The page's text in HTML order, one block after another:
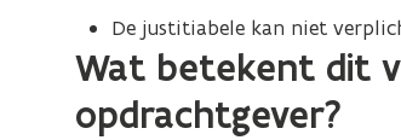
De justitiabele kan niet
Wat betekent dit
opdrachtgever?